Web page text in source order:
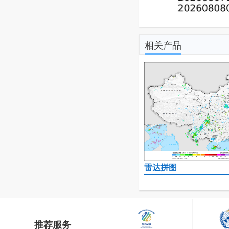
相关产品
雷达拼图
推荐服务